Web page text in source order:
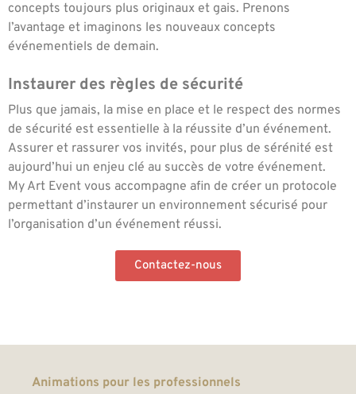
concepts toujours plus originaux et gais. Prenons
l’avantage et imaginons les nouveaux concepts
événementiels de demain.
Instaurer des règles de sécurité
Plus que jamais, la mise en place et le respect des normes
de sécurité est essentielle à la réussite d’un événement.
Assurer et rassurer vos invités, pour plus de sérénité est
aujourd’hui un enjeu clé au succès de votre événement.
My Art Event vous accompagne afin de créer un protocole
permettant d’instaurer un environnement sécurisé pour
l’organisation d’un événement réussi.
Contactez-nous
Animations pour les professionnels